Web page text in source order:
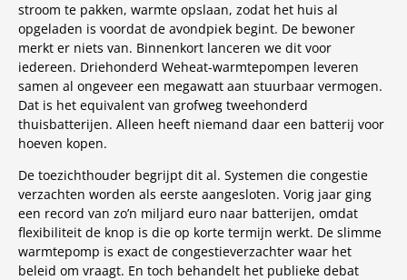
stroom te pakken, warmte opslaan, zodat het huis al
opgeladen is voordat de avondpiek begint. De bewoner
merkt er niets van. Binnenkort lanceren we dit voor
iedereen. Driehonderd Weheat-warmtepompen leveren
samen al ongeveer een megawatt aan stuurbaar vermogen.
Dat is het equivalent van grofweg tweehonderd
thuisbatterijen. Alleen heeft niemand daar een batterij voor
hoeven kopen.
De toezichthouder begrijpt dit al. Systemen die congestie
verzachten worden als eerste aangesloten. Vorig jaar ging
een record van zo’n miljard euro naar batterijen, omdat
flexibiliteit de knop is die op korte termijn werkt. De slimme
warmtepomp is exact de congestieverzachter waar het
beleid om vraagt. En toch behandelt het publieke debat